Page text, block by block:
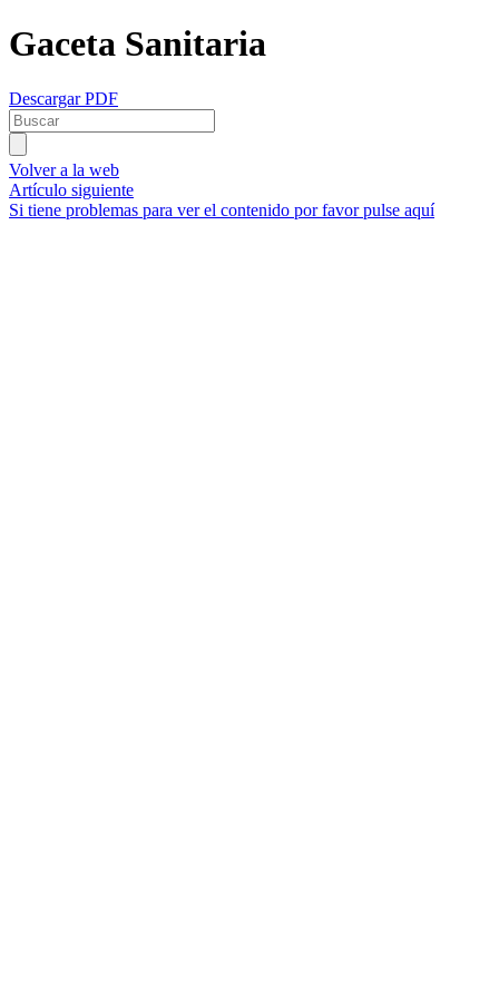
Gaceta Sanitaria
Descargar PDF
Volver a la web
Artículo siguiente
Si tiene problemas para ver el contenido por favor pulse aquí